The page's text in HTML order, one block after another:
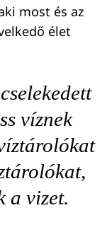
most és az
élet
víznek
a vizet.